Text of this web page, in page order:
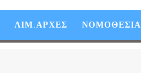
ΛΙΜ.ΑΡΧΕΣ ΝΟΜΟΘΕΣΙΑ